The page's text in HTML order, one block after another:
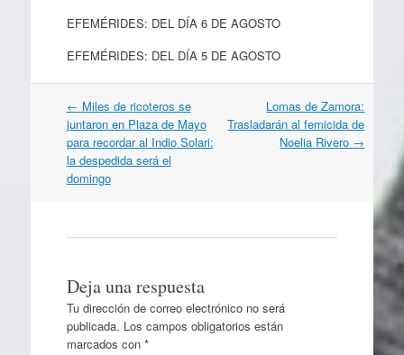
EFEMÉRIDES: DEL DÍA 6 DE AGOSTO
EFEMÉRIDES: DEL DÍA 5 DE AGOSTO
Navegación
por
artículos
← Miles de ricoteros se
juntaron en Plaza de Mayo
para recordar al Indio Solari:
la despedida será el
domingo
Lomas de Zamora:
Trasladarán al femicida de
Noelia Rivero →
Deja una respuesta
Tu dirección de correo electrónico no será
publicada. Los campos obligatorios están
marcados con *